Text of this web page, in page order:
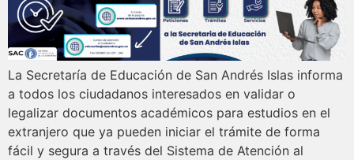
La Secretaría de Educación de San Andrés Islas informa
a todos los ciudadanos interesados en validar o
legalizar documentos académicos para estudios en el
extranjero que ya pueden iniciar el trámite de forma
fácil y segura a través del Sistema de Atención al